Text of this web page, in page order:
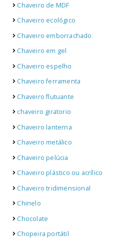
Chaveiro de MDF
Chaveiro ecológico
Chaveiro emborrachado
Chaveiro em gel
Chaveiro espelho
Chaveiro ferramenta
Chaveiro flutuante
chaveiro giratorio
Chaveiro lanterna
Chaveiro metálico
Chaveiro pelúcia
Chaveiro plástico ou acrílico
Chaveiro tridimensional
Chinelo
Chocolate
Chopeira portátil